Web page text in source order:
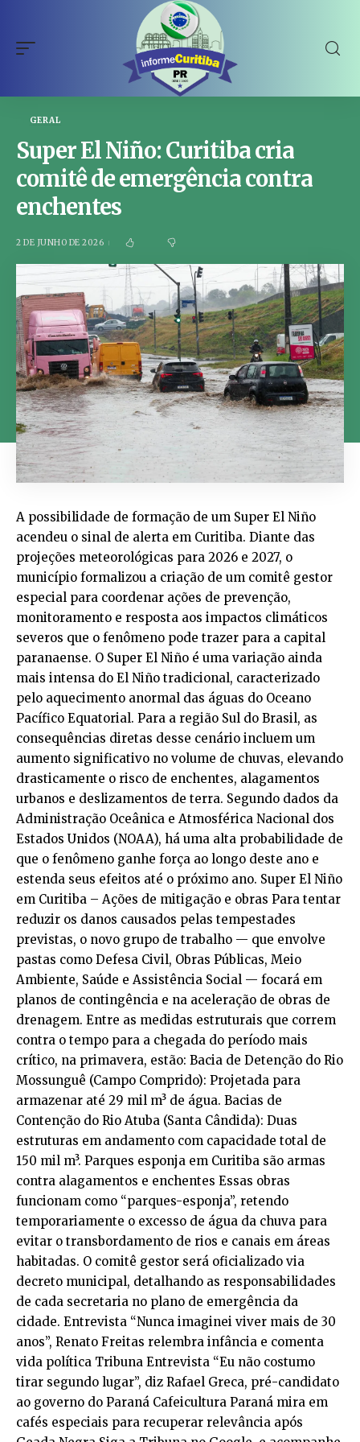
GERAL
Super El Niño: Curitiba cria
comitê de emergência contra
enchentes
2 DE JUNHO DE 2026
A possibilidade de formação de um Super El Niño
acendeu o sinal de alerta em Curitiba. Diante das
projeções meteorológicas para 2026 e 2027, o
município formalizou a criação de um comitê gestor
especial para coordenar ações de prevenção,
monitoramento e resposta aos impactos climáticos
severos que o fenômeno pode trazer para a capital
paranaense. O Super El Niño é uma variação ainda
mais intensa do El Niño tradicional, caracterizado
pelo aquecimento anormal das águas do Oceano
Pacífico Equatorial. Para a região Sul do Brasil, as
consequências diretas desse cenário incluem um
aumento significativo no volume de chuvas, elevando
drasticamente o risco de enchentes, alagamentos
urbanos e deslizamentos de terra. Segundo dados da
Administração Oceânica e Atmosférica Nacional dos
Estados Unidos (NOAA), há uma alta probabilidade de
que o fenômeno ganhe força ao longo deste ano e
estenda seus efeitos até o próximo ano. Super El Niño
em Curitiba – Ações de mitigação e obras Para tentar
reduzir os danos causados pelas tempestades
previstas, o novo grupo de trabalho — que envolve
pastas como Defesa Civil, Obras Públicas, Meio
Ambiente, Saúde e Assistência Social — focará em
planos de contingência e na aceleração de obras de
drenagem. Entre as medidas estruturais que correm
contra o tempo para a chegada do período mais
crítico, na primavera, estão: Bacia de Detenção do Rio
Mossunguê (Campo Comprido): Projetada para
armazenar até 29 mil m³ de água. Bacias de
Contenção do Rio Atuba (Santa Cândida): Duas
estruturas em andamento com capacidade total de
150 mil m³. Parques esponja em Curitiba são armas
contra alagamentos e enchentes Essas obras
funcionam como “parques-esponja”, retendo
temporariamente o excesso de água da chuva para
evitar o transbordamento de rios e canais em áreas
habitadas. O comitê gestor será oficializado via
decreto municipal, detalhando as responsabilidades
de cada secretaria no plano de emergência da
cidade. Entrevista “Nunca imaginei viver mais de 30
anos”, Renato Freitas relembra infância e comenta
vida política Tribuna Entrevista “Eu não costumo
tirar segundo lugar”, diz Rafael Greca, pré-candidato
ao governo do Paraná Cafeicultura Paraná mira em
cafés especiais para recuperar relevância após